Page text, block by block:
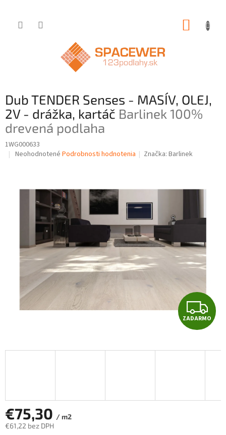
Dub TENDER Senses - MASÍV, OLEJ,
2V - drážka, kartáč Barlinek 100%
drevená podlaha
1WG000633
Priemerné
0,0
hviezdičiek.
Neohodnotené Podrobnosti hodnotenia Značka:Barlinek
Z
A
D
ZADARMO
€75,30 / m2
€61,22 bez DPH